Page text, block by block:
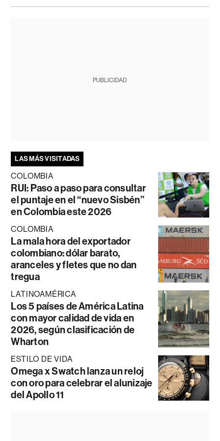
PUBLICIDAD
LAS MÁS VISITADAS
COLOMBIA
RUI: Paso a paso para consultar
el puntaje en el “nuevo Sisbén”
en Colombia este 2026
COLOMBIA
La mala hora del exportador
colombiano: dólar barato,
aranceles y fletes que no dan
tregua
LATINOAMÉRICA
Los 5 países de América Latina
con mayor calidad de vida en
2026, según clasificación de
Wharton
ESTILO DE VIDA
Omega x Swatch lanza un reloj
con oro para celebrar el alunizaje
del Apollo 11